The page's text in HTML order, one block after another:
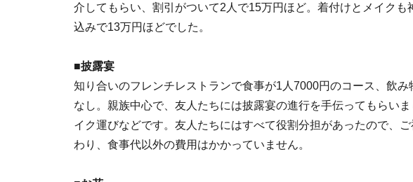
介してもらい、割引がついて2人で15万円ほど。着付けとメイク
込みで13万円ほどでした。
■披露宴
知り合いのフレンチレストランで食事が1人7000円のコース、飲
なし。親族中心で、友人たちには披露宴の進行を手伝ってもらい
イク運びなどです。友人たちにはすべて役割分担があったので、
わり、食事代以外の費用はかかっていません。